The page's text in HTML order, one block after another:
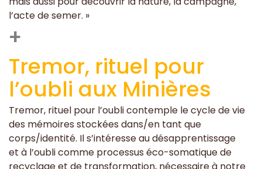
l’acte de semer. »
+
Tremor, rituel pour
l’oubli aux Minières
Tremor, rituel pour l’oubli contemple le cycle de vie
des mémoires stockées dans/en tant que
corps/identité. Il s’intéresse au désapprentissage
et à l’oubli comme processus éco-somatique de
recyclage et de transformation, nécessaire à notre